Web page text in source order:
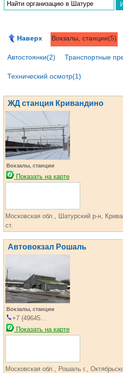
Наверх Вокзалы, станции(5)
Автостоянки(2) Транспортные
Технический осмотр(1)
ЖД станция Кривандино
Вокзалы, станции
Показать на карте
Московская обл., Шатурский р-н,
ст.
Автовокзал Рошаль
Вокзалы, станции
+7 (49645...
Показать на карте
Московская обл., Рошаль г.,